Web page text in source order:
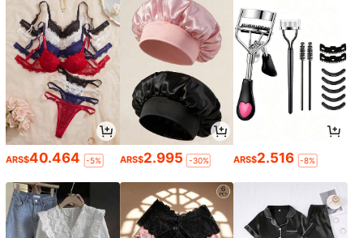
ARS$40.464 -5% ARS$2.995 -30% ARS$2.516 -8%